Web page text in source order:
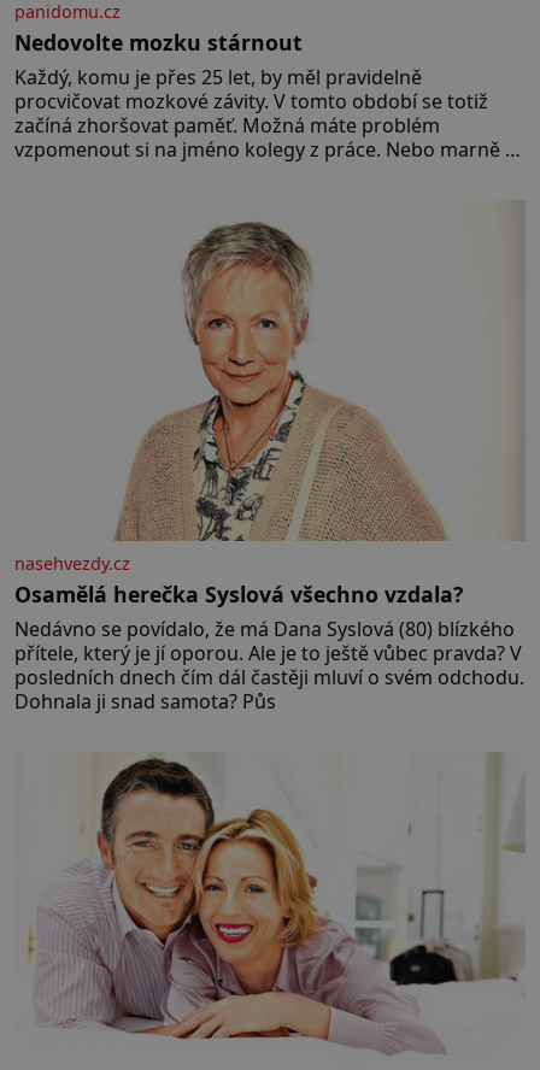
panidomu.cz
Nedovolte mozku stárnout
Každý, komu je přes 25 let, by měl pravidelně
procvičovat mozkové závity. V tomto období se totiž
začíná zhoršovat paměť. Možná máte problém
vzpomenout si na jméno kolegy z práce. Nebo marně v
rozhodla stávkovat. Cvičte
nasehvezdy.cz
Osamělá herečka Syslová všechno vzdala?
Nedávno se povídalo, že má Dana Syslová (80) blízkého
přítele, který je jí oporou. Ale je to ještě vůbec pravda? V
posledních dnech čím dál častěji mluví o svém odchodu.
Dohnala ji snad samota? Půs